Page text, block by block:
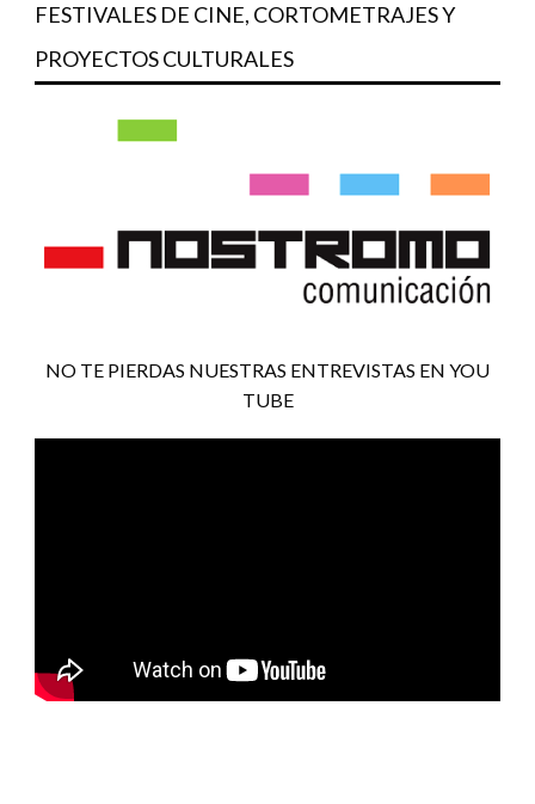
FESTIVALES DE CINE, CORTOMETRAJES Y
PROYECTOS CULTURALES
NO TE PIERDAS NUESTRAS ENTREVISTAS EN YOU
TUBE